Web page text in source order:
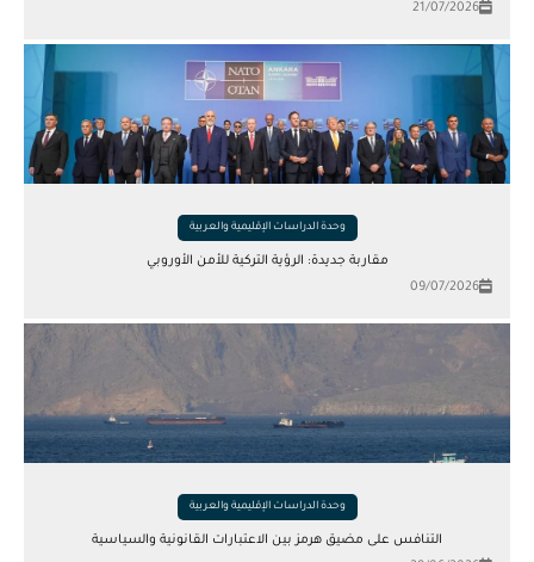
21/07/2026
وحدة الدراسات الإقليمية والعربية
مقاربة جديدة: الرؤية التركية للأمن الأوروبي
09/07/2026
وحدة الدراسات الإقليمية والعربية
التنافس على مضيق هرمز بين الاعتبارات القانونية والسياسية